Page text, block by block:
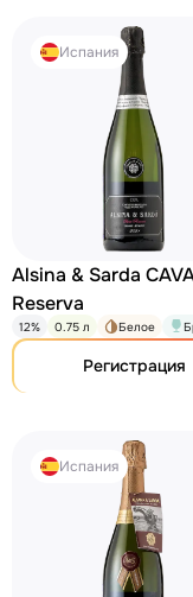
Испания
Alsina & Sarda
Reserva
12% 0.75 л Белое
Регистрация
Испания